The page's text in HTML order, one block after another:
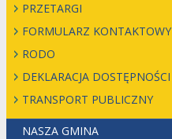
PRZETARGI
FORMULARZ KONTAKTOWY
RODO
DEKLARACJA DOSTĘPNOŚCI
TRANSPORT PUBLICZNY
NASZA GMINA